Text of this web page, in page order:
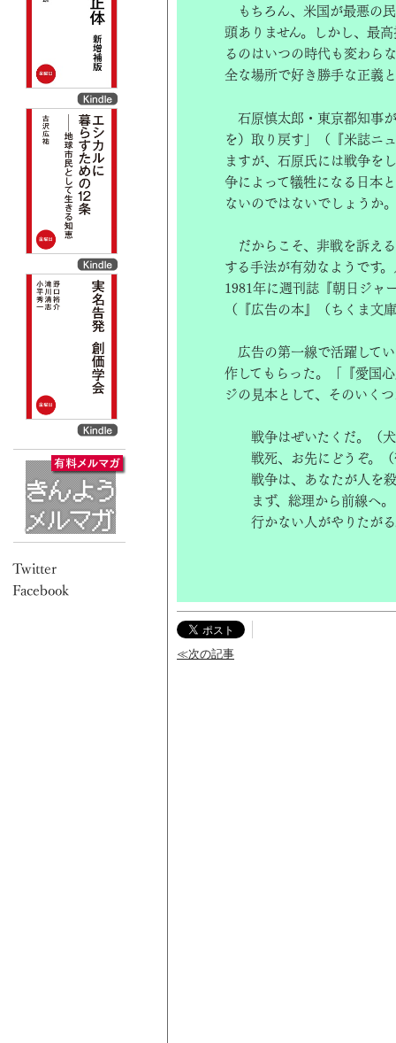
もちろん、米国が最悪の
頭ありません。しかし、最
るのはいつの時代も変わら
全な場所で好き勝手な正義
石原慎太郎・東京都知事
を）取り戻す」（『米誌ニ
ますが、石原氏には戦争を
争によって犠牲になる日本
ないのではないでしょうか。
だからこそ、非戦を訴え
する手法が有効なようです
1981年に週刊誌『朝日ジャ
（『広告の本』（ちくま文
広告の第一線で活躍してい
作してもらった。「『愛国
ジの見本として、そのいく
戦争はぜいたくだ。（犬
戦死、お先にどうぞ。（
戦争は、あなたが人を殺
まず、総理から前線へ。
行かない人がやりたがる
≪次の記事